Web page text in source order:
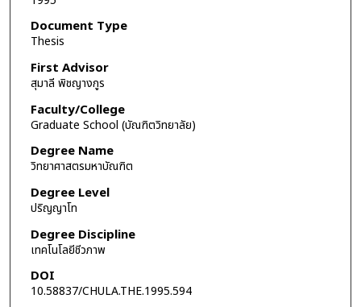
Document Type
Thesis
First Advisor
สุมาลี พิชญางกูร
Faculty/College
Graduate School (บัณฑิตวิทยาลัย)
Degree Name
วิทยาศาสตรมหาบัณฑิต
Degree Level
ปริญญาโท
Degree Discipline
เทคโนโลยีชีวภาพ
DOI
10.58837/CHULA.THE.1995.594